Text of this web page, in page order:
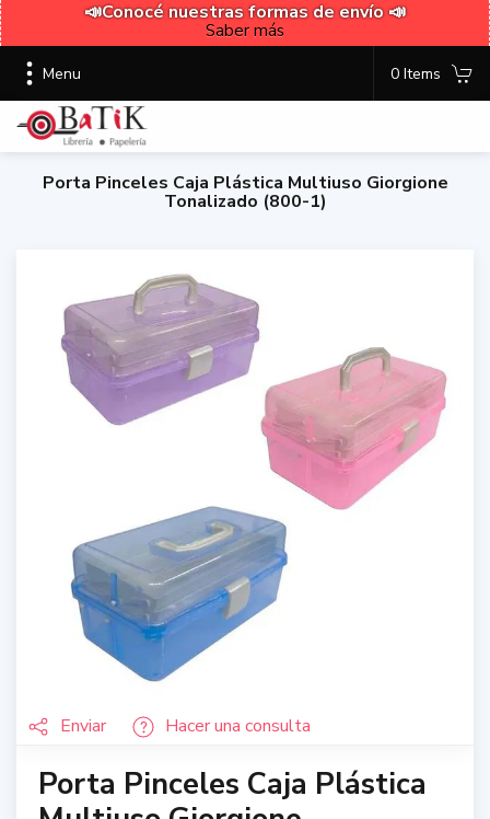
📣Conocé nuestras formas de envío 📣
Saber más
Menu 0 Items
Porta Pinceles Caja Plástica Multiuso Giorgione
Tonalizado (800-1)
Enviar Hacer una consulta
Porta Pinceles Caja Plástica